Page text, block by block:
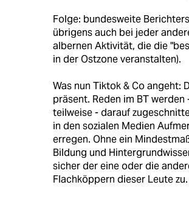
Folge: bundesweite
übrigens auch bei jeder
albernen Aktivität, die die
in der Ostzone veranstalten).
Was nun Tiktok & Co angeht:
präsent. Reden im BT werden
teilweise - darauf
in den sozialen Medien
erregen. Ohne ein
Bildung und
sicher der eine oder die
Flachköppern dieser Leute zu.